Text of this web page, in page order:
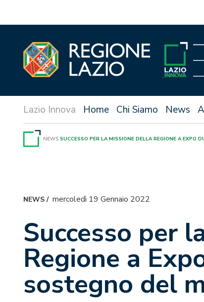
Home Chi Siamo News
NEWS SUCCESSO PER LA MISSIONE DELLA REGIONE A EXPO
NEWS/ mercoledì 19 Gennaio 2022
Successo per
Regione a
sostegno del